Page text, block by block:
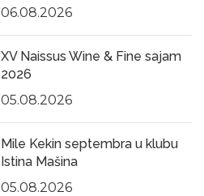
06.08.2026
XV Naissus Wine & Fine sajam
2026
05.08.2026
Mile Kekin septembra u klubu
Istina Mašina
05.08.2026